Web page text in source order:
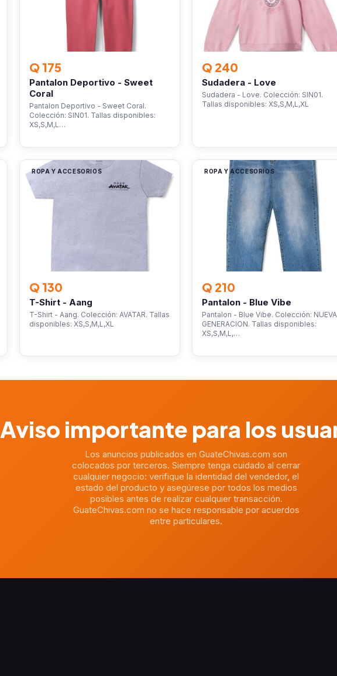
Q 175
Pantalon Deportivo - Sweet
Coral
Pantalon Deportivo - Sweet Coral.
Colección: SIN01. Tallas disponibles:
XS,S,M,L…
Q 240
Sudadera - Love
Sudadera - Love. Colección: SIN01.
Tallas disponibles: XS,S,M,L,XL
ROPA Y ACCESORIOS
Q 130
T-Shirt - Aang
T-Shirt - Aang. Colección: AVATAR. Tallas
disponibles: XS,S,M,L,XL
ROPA Y ACCESORIOS
Q 210
Pantalon - Blue Vibe
Pantalon - Blue Vibe. Colección: NUEVA
GENERACION. Tallas disponibles:
XS,S,M,L,…
Aviso importante para los
Los anuncios publicados en GuateChivas.com son
colocados por terceros. Siempre tenga cuidado al cerrar
cualquier negocio: verifique la identidad del vendedor, el
estado del producto y asegúrese por todos los medios
posibles antes de realizar cualquier transacción.
GuateChivas.com no se hace responsable por acuerdos
entre particulares.